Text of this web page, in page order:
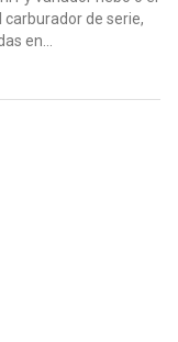
de serie,
en...